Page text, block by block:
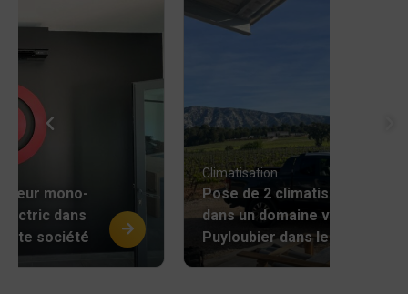
mono-
dans
société
Climatisation
Pose de 2 climatiseurs Twin
dans un domaine viticole à
Puyloubier dans les
Bouches-du-Rhône